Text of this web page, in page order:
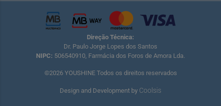
Direção Técnica:
Dr. Paulo Jorge Lopes dos Santos
NIPC: 506540910, Farmácia dos Foros de Amora Lda.
©2026 YOUSHINE Todos os direitos reservados
Design and Development by Coolsis